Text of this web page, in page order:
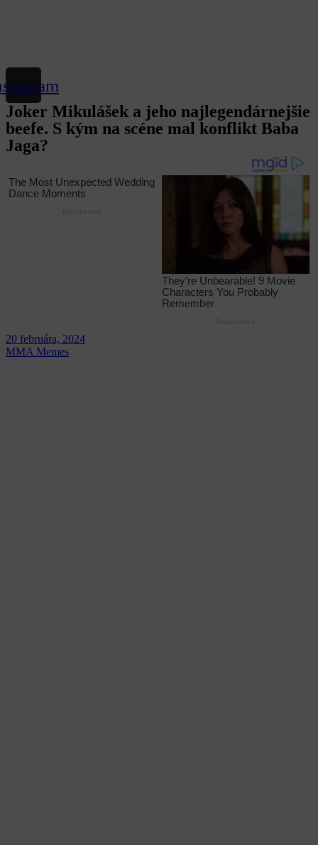
Joker Mikulášek a jeho najlegendárnejšie
beefe. S kým na scéne mal konflikt Baba
Jaga?
20 februára, 2024
MMA Memes